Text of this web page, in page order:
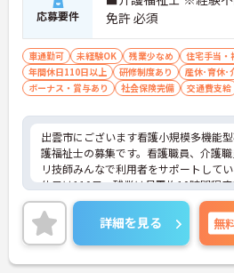
応募要件
免許 必須
車通勤可 未経験OK 残業少なめ 住宅手当・
年間休日110日以上
研修制度あり
産休･育休･
ボーナス・賞与あり
社会保険完備 交通費支給
出雲市にございます看護小規模多機能
護福祉士の募集です。看護職員、介護
リ技師みんなで利用者をサポートして
休日は110日、残業は月平均10時間程
リのある勤務が可能です。フルタイム
職員等、ライフスタイルにあわせた多様
があり、長く安心してお勤めいただけ
ある方には、面接対策ポイントなど、
お話しいたしますのでお気軽にご相談
詳細を見る 無